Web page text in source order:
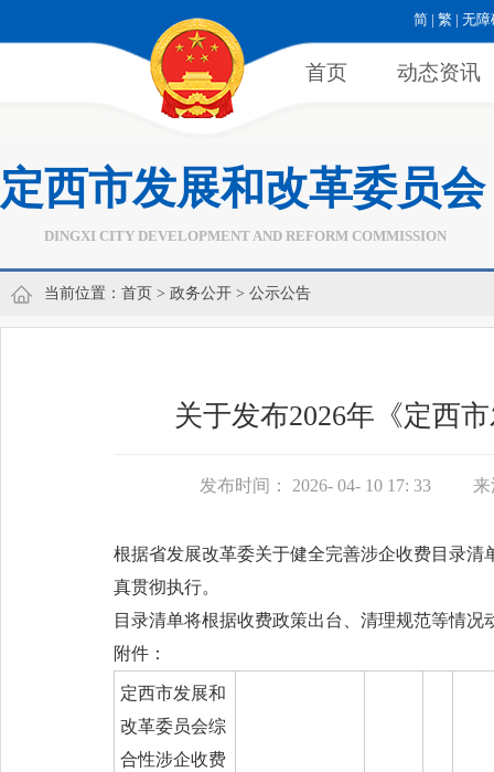
简 | 繁 | 无障
首页 动态资讯
定西市发展和改革委员会
DINGXI CITY DEVELOPMENT AND REFORM COMMISSION
当前位置： 首页 > 政务公开 > 公示公告
关于发布2026年《定西
发布时间： 2026- 04- 10 17: 33
根据省发展改革委关于健全完善涉企收费目录
真贯彻执行。
目录清单将根据收费政策出台、清理规范等
附件：
定西市发展和
改革委员会综
合性涉企收费